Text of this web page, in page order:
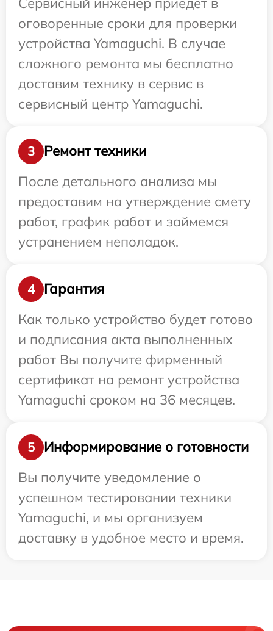
оговоренные сроки для проверки
устройства Yamaguchi. В случае
сложного ремонта мы бесплатно
доставим технику в сервис в
сервисный центр Yamaguchi.
3
Ремонт техники
После детального анализа мы
предоставим на утверждение смету
работ, график работ и займемся
устранением неполадок.
4
Гарантия
Как только устройство будет готово
и подписания акта выполненных
работ Вы получите фирменный
сертификат на ремонт устройства
Yamaguchi сроком на 36 месяцев.
5
Информирование о готовности
Вы получите уведомление о
успешном тестировании техники
Yamaguchi, и мы организуем
доставку в удобное место и время.